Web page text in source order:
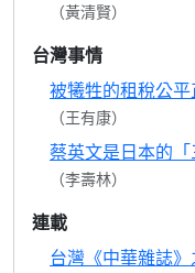
（黃清賢）
台灣事情
被犧牲的租稅公
（王有康）
蔡英文是日本的「
（李壽林）
連載
台灣《中華雜誌